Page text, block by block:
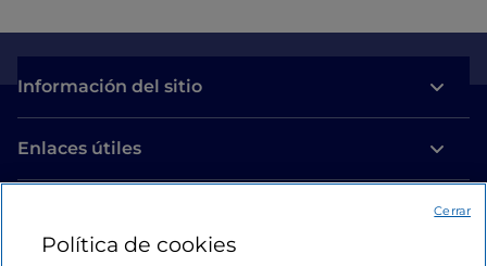
Información del sitio
Enlaces útiles
Estamos en contacto
Política de cookies
Cerrar